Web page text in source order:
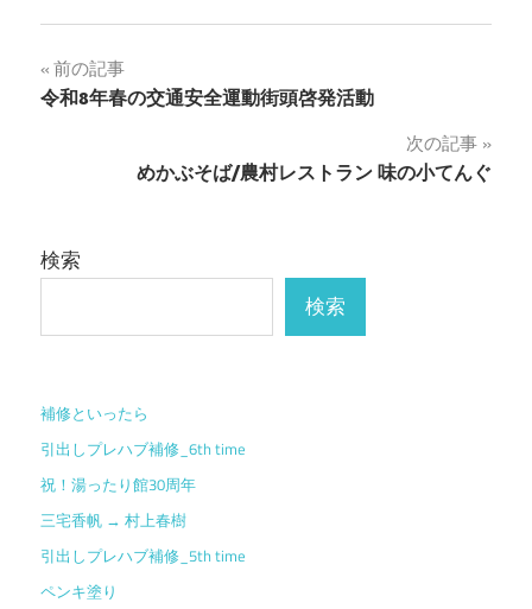
投
稿
ゲ
シ
ョ
ン
前の記事
令和8年春の交通安全運動街頭啓発活動
次の記事
めかぶそば/農村レストラン 味の小てんぐ
検索
検索
補修といったら
引出しプレハブ補修_6th time
祝！湯ったり館30周年
三宅香帆 → 村上春樹
引出しプレハブ補修_5th time
ペンキ塗り